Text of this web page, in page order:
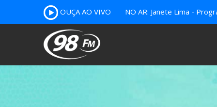
OUÇA AO VIVO NO AR: Janete Lima -